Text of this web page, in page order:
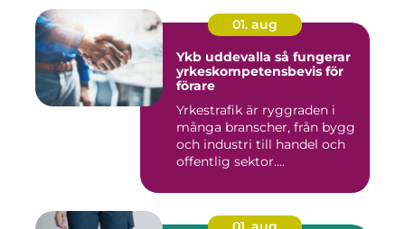
01. aug
Ykb uddevalla så fungerar
yrkeskompetensbevis för
förare
Yrkestrafik är ryggraden i
många branscher, från bygg
och industri till handel och
offentlig sektor....